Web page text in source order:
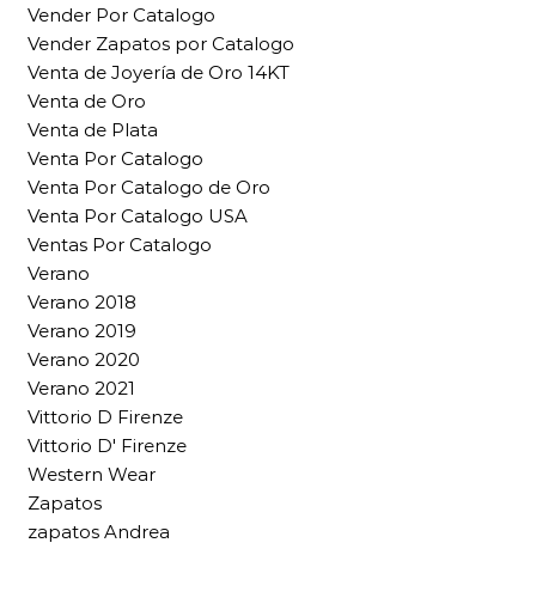
Vender Por Catalogo
Vender Zapatos por Catalogo
Venta de Joyería de Oro 14KT
Venta de Oro
Venta de Plata
Venta Por Catalogo
Venta Por Catalogo de Oro
Venta Por Catalogo USA
Ventas Por Catalogo
Verano
Verano 2018
Verano 2019
Verano 2020
Verano 2021
Vittorio D Firenze
Vittorio D' Firenze
Western Wear
Zapatos
zapatos Andrea